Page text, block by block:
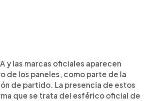
y las marcas oficiales aparecen
de los paneles, como parte de la
de partido. La presencia de estos
que se trata del esférico oficial de